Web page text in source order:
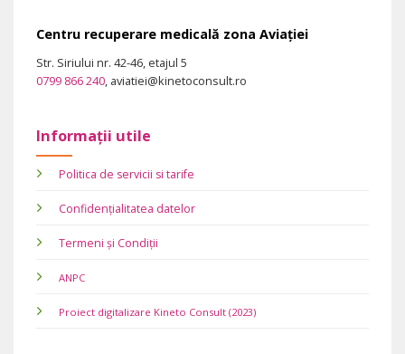
Centru recuperare medicală zona Aviației
Str. Siriului nr. 42-46, etajul 5
0799 866 240, aviatiei@kinetoconsult.ro
Informații utile
Politica de servicii si tarife
Confidențialitatea datelor
Termeni și Condiții
ANPC
Proiect digitalizare Kineto Consult (2023)